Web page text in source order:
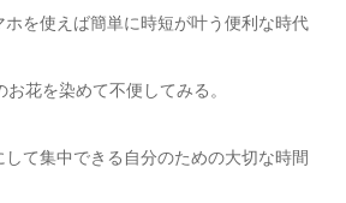
を使えば簡単に時短が叶う便利な時代
花を染めて不便してみる。
て集中できる自分のための大切な時間